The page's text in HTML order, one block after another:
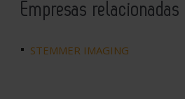
Empresas
STEMMER IMAGING